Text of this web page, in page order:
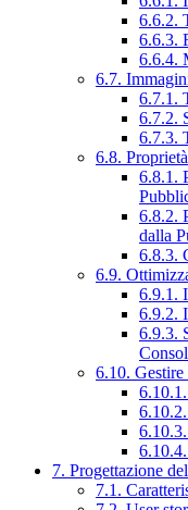
6.6.2.
6.6.3.
6.6.4.
6.7.
6.7.1.
6.7.2.
6.7.3.
6.8.
6.8.1.
6.8.2.
dalla
6.8.3.
6.9.
6.9.1.
6.9.2.
6.9.3.
6.10.
7. Progettazione
7.1.